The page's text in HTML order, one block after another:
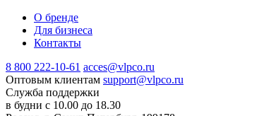
О бренде
Для бизнеса
Контакты
8 800 222-10-61 acces@vlpco.ru
Оптовым клиентам support@vlpco.ru
Служба поддержки
в будни с 10.00 до 18.30